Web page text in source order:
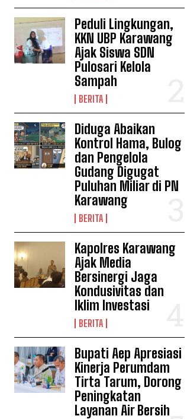
Peduli Lingkungan,
KKN UBP Karawang
Ajak Siswa SDN
Pulosari Kelola
Sampah
BERITA
Diduga Abaikan
Kontrol Hama, Bulog
dan Pengelola
Gudang Digugat
Puluhan Miliar di PN
Karawang
BERITA
Kapolres Karawang
Ajak Media
Bersinergi Jaga
Kondusivitas dan
Iklim Investasi
BERITA
Bupati Aep Apresiasi
Kinerja Perumdam
Tirta Tarum, Dorong
Peningkatan
Layanan Air Bersih